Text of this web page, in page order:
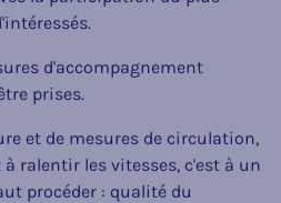
d'accompagnement
prises.
et de mesures de circulation,
ralentir les vitesses, c'est à un
procéder : qualité du